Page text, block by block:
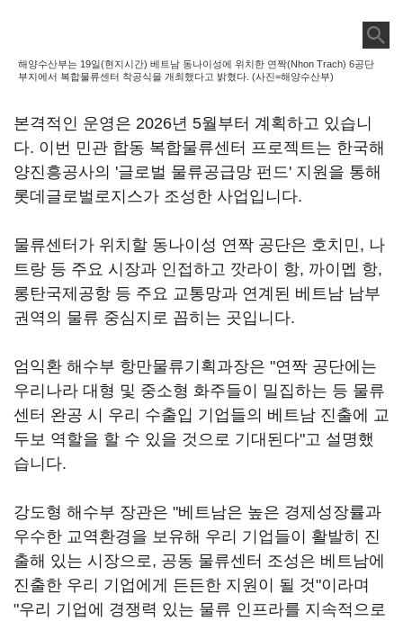
해양수산부는 19일(현지시간) 베트남 동나이성에 위치한 연짝(Nhon Trach) 6공단
부지에서 복합물류센터 착공식을 개최했다고 밝혔다. (사진=해양수산부)
본격적인 운영은 2026년 5월부터 계획하고 있습니
다. 이번 민관 합동 복합물류센터 프로젝트는 한국해
양진흥공사의 '글로벌 물류공급망 펀드' 지원을 통해
롯데글로벌로지스가 조성한 사업입니다.
물류센터가 위치할 동나이성 연짝 공단은 호치민, 나
트랑 등 주요 시장과 인접하고 깟라이 항, 까이멥 항,
롱탄국제공항 등 주요 교통망과 연계된 베트남 남부
권역의 물류 중심지로 꼽히는 곳입니다.
엄익환 해수부 항만물류기획과장은 "연짝 공단에는
우리나라 대형 및 중소형 화주들이 밀집하는 등 물류
센터 완공 시 우리 수출입 기업들의 베트남 진출에 교
두보 역할을 할 수 있을 것으로 기대된다"고 설명했
습니다.
강도형 해수부 장관은 "베트남은 높은 경제성장률과
우수한 교역환경을 보유해 우리 기업들이 활발히 진
출해 있는 시장으로, 공동 물류센터 조성은 베트남에
진출한 우리 기업에게 든든한 지원이 될 것"이라며
"우리 기업에 경쟁력 있는 물류 인프라를 지속적으로